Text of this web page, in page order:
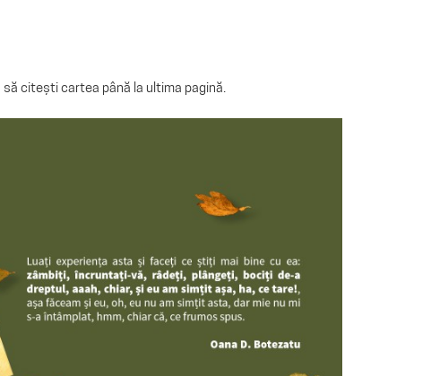
să citești cartea până la ultima pagină.